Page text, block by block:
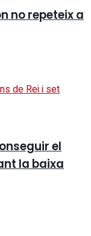
no repeteix a
el
la baixa